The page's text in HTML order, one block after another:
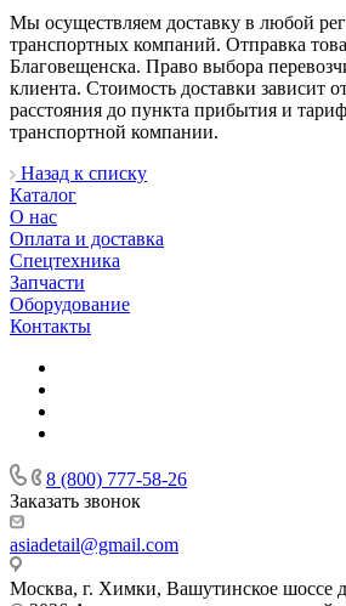
Мы осуществляем доставку в любой
транспортных компаний. Отправка
Благовещенска. Право выбора
клиента. Стоимость доставки зависит
расстояния до пункта прибытия и
транспортной компании.
Назад к списку
Каталог
О нас
Оплата и доставка
Спецтехника
Запчасти
Оборудование
Контакты
8 (800) 777-58-26
Заказать звонок
asiadetail@gmail.com
Москва, г. Химки, Вашутинское шоссе